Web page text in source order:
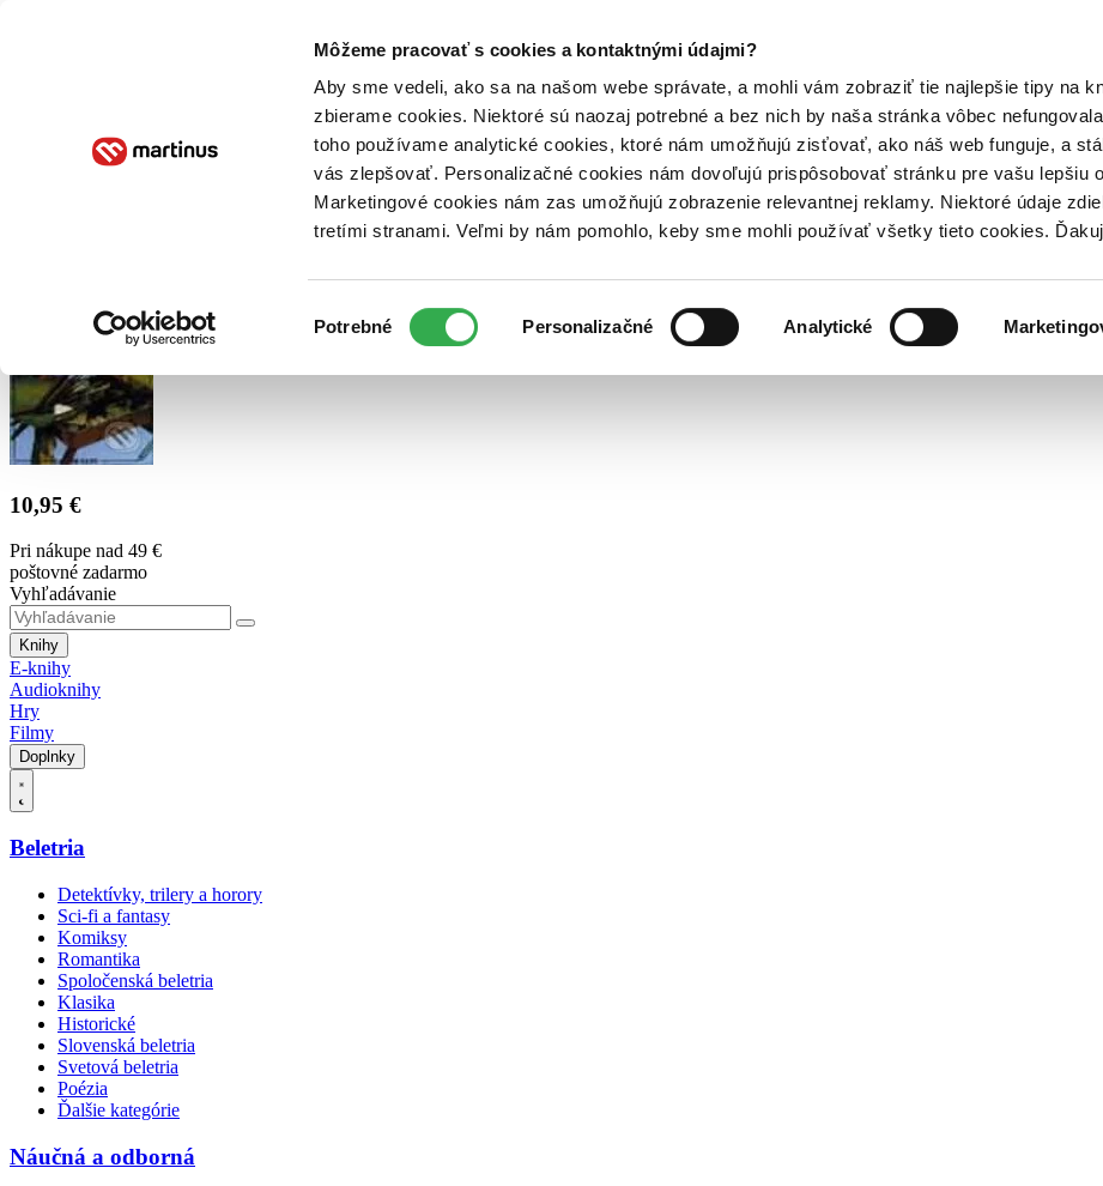
Môžeme pracovať s cookies a kontaktnými údajmi?
Aby sme vedeli, ako sa na našom webe správate, a mohli vám zobraziť tie najlepšie tipy na
zbierame cookies. Niektoré sú naozaj potrebné a bez nich by naša stránka vôbec
toho používame analytické cookies, ktoré nám umožňujú zisťovať, ako náš web funguje, a
vás zlepšovať. Personalizačné cookies nám dovoľujú prispôsobovať stránku pre vašu lepšiu
Marketingové cookies nám zas umožňujú zobrazenie relevantnej reklamy. Niektoré údaje
tretími stranami. Veľmi by nám pomohlo, keby sme mohli používať všetky tieto cookies.
súhlasu
Potrebné Personalizačné Analytické
Poukážky Kontakt
10,95 €
Pri nákupe nad 49 €
poštovné zadarmo
Vyhľadávanie
Knihy
E-knihy
Audioknihy
Hry
Filmy
Doplnky
Beletria
Detektívky, trilery a horory
Sci-fi a fantasy
Komiksy
Romantika
Spoločenská beletria
Klasika
Historické
Slovenská beletria
Svetová beletria
Poézia
Ďalšie kategórie
Náučná a odborná